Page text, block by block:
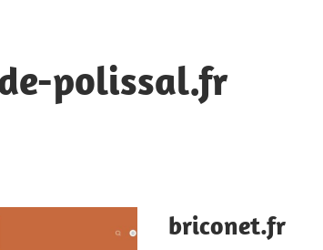
polissal.fr
briconet.fr